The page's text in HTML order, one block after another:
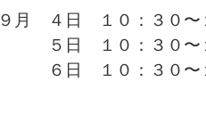
９月 ４日 １０：３０〜
５日 １０：３０〜１
６日 １０：３０〜１